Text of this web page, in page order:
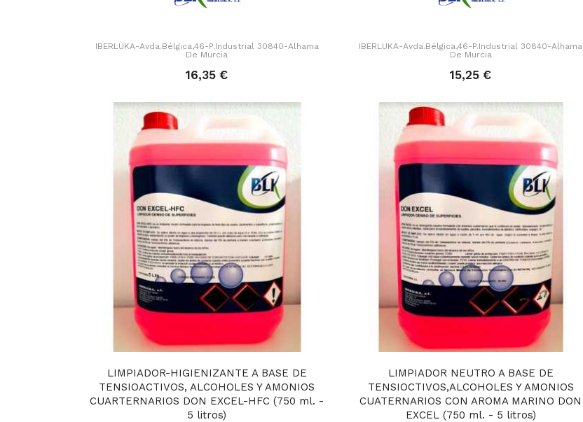
IBERLUKA-Avda.Bélgica,46-P.Industrial 30840-Alhama
De Murcia
16,35 €
IBERLUKA-Avda.Bélgica,46-P.Industrial 30840-Alhama
De Murcia
15,25 €
LIMPIADOR-HIGIENIZANTE A BASE DE
TENSIOACTIVOS, ALCOHOLES Y AMONIOS
CUARTERNARIOS DON EXCEL-HFC (750 ml. -
5 litros)
LIMPIADOR NEUTRO A BASE DE
TENSIOCTIVOS,ALCOHOLES Y AMONIOS
CUATERNARIOS CON AROMA MARINO DON
EXCEL (750 ml. - 5 litros)